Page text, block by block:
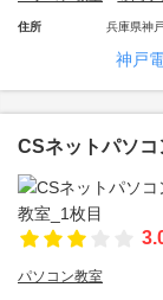
住所 兵庫県神
神戸
CSネットパソコ
パソコン教室